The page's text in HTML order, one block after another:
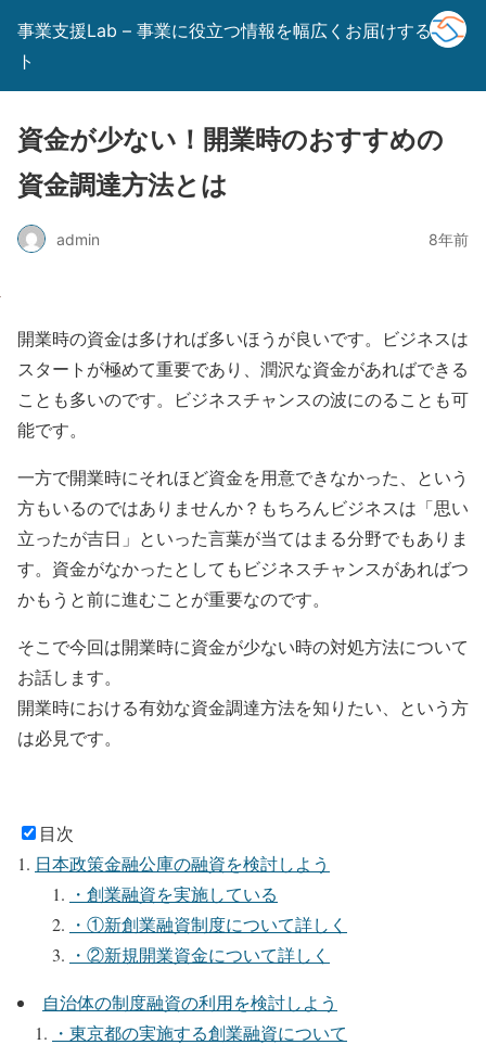
事業支援Lab – 事業に役立つ情報を幅広くお届けするサイ
ト
資金が少ない！開業時のおすすめの
資金調達方法とは
admin 8年前
開業時の資金は多ければ多いほうが良いです。ビジネスは
スタートが極めて重要であり、潤沢な資金があればできる
ことも多いのです。ビジネスチャンスの波にのることも可
能です。
一方で開業時にそれほど資金を用意できなかった、という
方もいるのではありませんか？もちろんビジネスは「思い
立ったが吉日」といった言葉が当てはまる分野でもありま
す。資金がなかったとしてもビジネスチャンスがあればつ
かもうと前に進むことが重要なのです。
そこで今回は開業時に資金が少ない時の対処方法について
お話します。
開業時における有効な資金調達方法を知りたい、という方
は必見です。
目次
日本政策金融公庫の融資を検討しよう
・創業融資を実施している
・①新創業融資制度について詳しく
・②新規開業資金について詳しく
自治体の制度融資の利用を検討しよう
・東京都の実施する創業融資について